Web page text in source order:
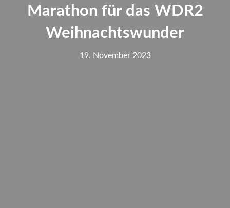
Marathon für das WDR2
Weihnachtswunder
19. November 2023